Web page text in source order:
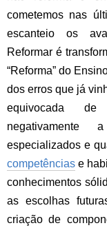
cometemos nas
escanteio os
Reformar é
“Reforma” do
dos erros que já
equivocada de
negativamente
especializados e
competências e
conhecimentos
as escolhas
criação de